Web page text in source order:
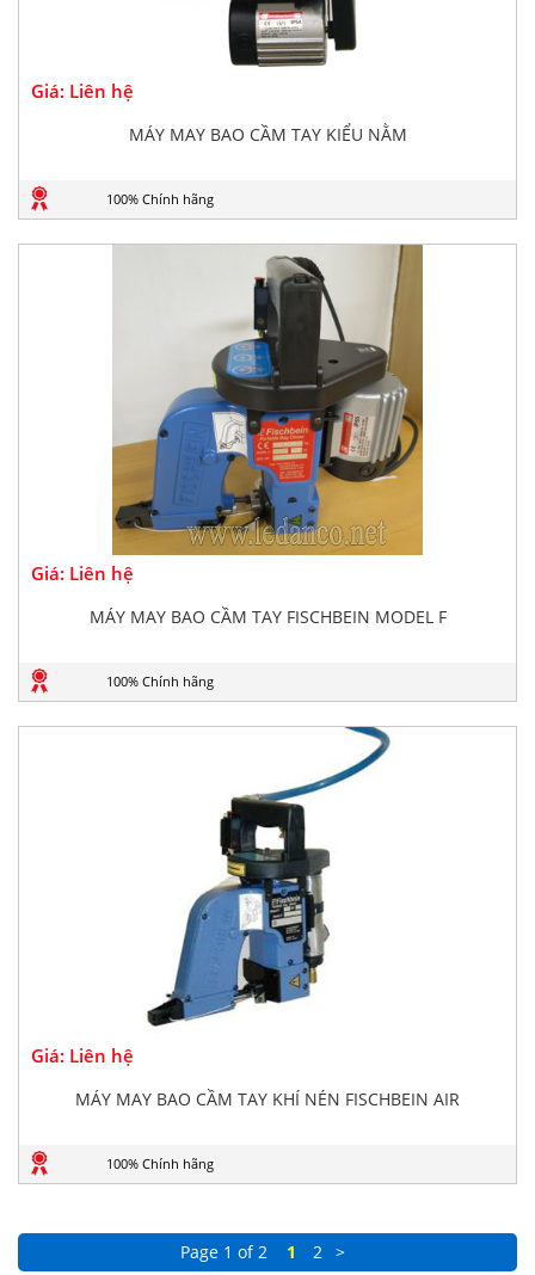
Giá: Liên hệ
MÁY MAY BAO CẦM TAY KIỂU NẰM
100% Chính hãng
Giá: Liên hệ
MÁY MAY BAO CẦM TAY FISCHBEIN MODEL F
100% Chính hãng
Giá: Liên hệ
MÁY MAY BAO CẦM TAY KHÍ NÉN FISCHBEIN AIR
100% Chính hãng
Page 1 of 2 1 2 >